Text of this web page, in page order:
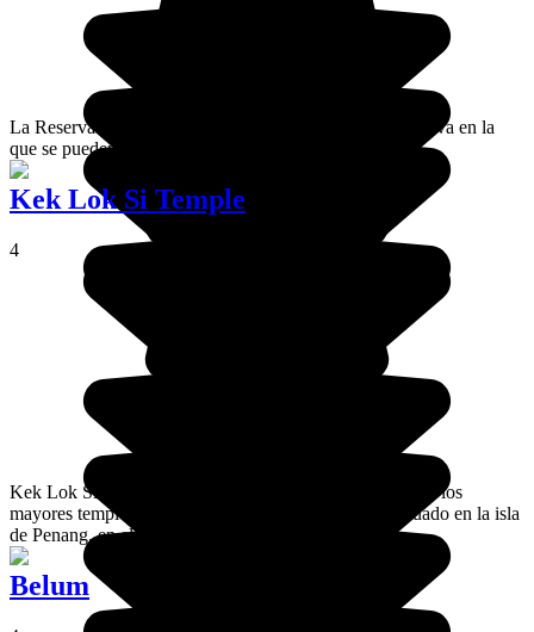
La Reserva Natural de Semenggoh Sarawak es una reserva en la
que se pueden observar orangutanes.
Kek Lok Si Temple
4
Kek Lok Si o Templo de la Felicidad Suprema es uno de los
mayores templos budistas del sudeste de Asia. Está situado en la isla
de Penang, en el estrecho de Malaca.
Belum